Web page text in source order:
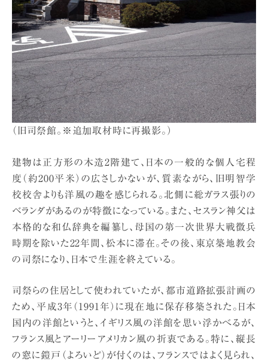
（旧司祭館。※追加取材時に再撮影。）
建物は正方形の木造2階建て、日本の一般的な個人宅程
度（約200平米）の広さしかないが、質素ながら、旧明智学
校校舎よりも洋風の趣を感じられる。北側に総ガラス張りの
ベランダがあるのが特徴になっている。また、セスラン神父は
本格的な和仏辞典を編纂し、母国の第一次世界大戦徴兵
時期を除いた22年間、松本に滞在。その後、東京築地教会
の司祭になり、日本で生涯を終えている。
司祭らの住居として使われていたが、都市道路拡張計画の
ため、平成3年（1991年）に現在地に保存移築された。日本
国内の洋館というと、イギリス風の洋館を思い浮かべるが、
フランス風とアーリーアメリカン風の折衷である。特に、縦長
の窓に鎧戸（よろいど）が付くのは、フランスではよく見られ、